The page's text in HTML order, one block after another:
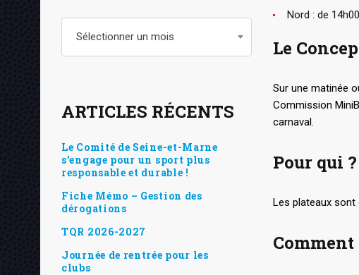
Nord : de
Le
Sur une matinée
Commission
carnaval.
Pour qui ?
Les plateaux
Sélectionner un mois
ARTICLES RÉCENTS
Le Comité de Seine-et-Marne
s’engage pour un sport plus
responsable et durable !
Fiche Mémo – Gestion des
dérogations
TQR 2026-2027
Journée de rentrée pour les
clubs